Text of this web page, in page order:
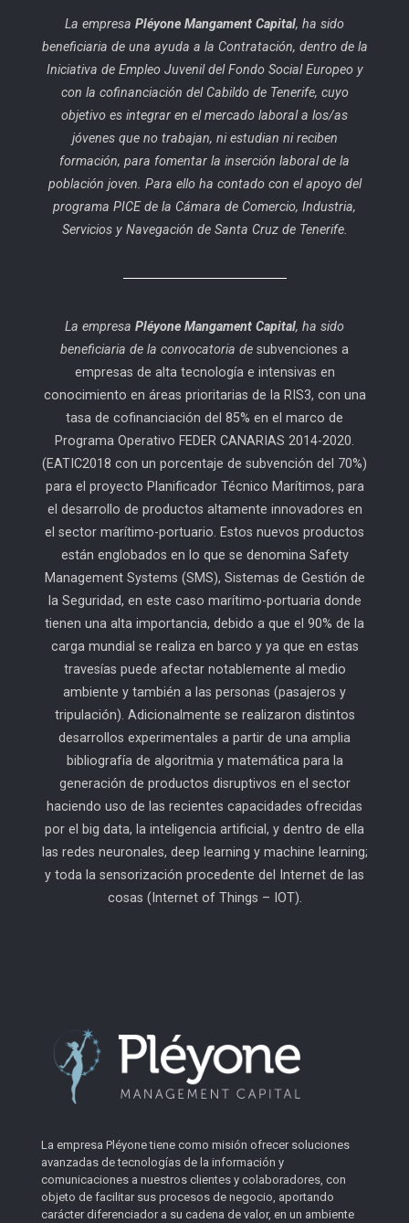
La empresa Pléyone Mangament Capital, ha sido
beneficiaria de una ayuda a la Contratación, dentro de la
Iniciativa de Empleo Juvenil del Fondo Social Europeo y
con la cofinanciación del Cabildo de Tenerife, cuyo
objetivo es integrar en el mercado laboral a los/as
jóvenes que no trabajan, ni estudian ni reciben
formación, para fomentar la inserción laboral de la
población joven. Para ello ha contado con el apoyo del
programa PICE de la Cámara de Comercio, Industria,
Servicios y Navegación de Santa Cruz de Tenerife.
La empresa Pléyone Mangament Capital, ha sido
beneficiaria de la convocatoria de subvenciones a
empresas de alta tecnología e intensivas en
conocimiento en áreas prioritarias de la RIS3, con una
tasa de cofinanciación del 85% en el marco de
Programa Operativo FEDER CANARIAS 2014-2020.
(EATIC2018 con un porcentaje de subvención del 70%)
para el proyecto Planificador Técnico Marítimos, para
el desarrollo de productos altamente innovadores en
el sector marítimo-portuario. Estos nuevos productos
están englobados en lo que se denomina Safety
Management Systems (SMS), Sistemas de Gestión de
la Seguridad, en este caso marítimo-portuaria donde
tienen una alta importancia, debido a que el 90% de la
carga mundial se realiza en barco y ya que en estas
travesías puede afectar notablemente al medio
ambiente y también a las personas (pasajeros y
tripulación). Adicionalmente se realizaron distintos
desarrollos experimentales a partir de una amplia
bibliografía de algoritmia y matemática para la
generación de productos disruptivos en el sector
haciendo uso de las recientes capacidades ofrecidas
por el big data, la inteligencia artificial, y dentro de ella
las redes neuronales, deep learning y machine learning;
y toda la sensorización procedente del Internet de las
cosas (Internet of Things – IOT).
La empresa Pléyone tiene como misión ofrecer soluciones
avanzadas de tecnologías de la información y
comunicaciones a nuestros clientes y colaboradores, con
objeto de facilitar sus procesos de negocio, aportando
carácter diferenciador a su cadena de valor, en un ambiente